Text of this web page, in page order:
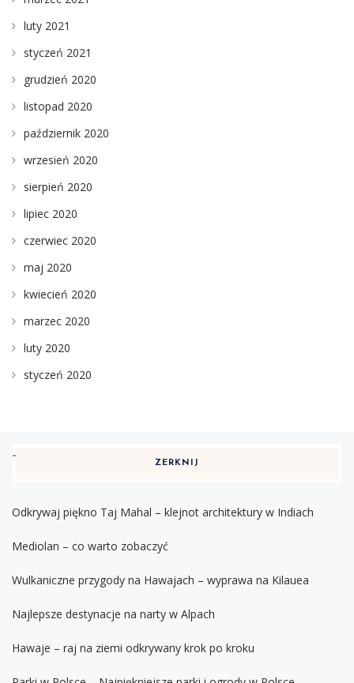
luty 2021
styczeń 2021
grudzień 2020
listopad 2020
październik 2020
wrzesień 2020
sierpień 2020
lipiec 2020
czerwiec 2020
maj 2020
kwiecień 2020
marzec 2020
luty 2020
styczeń 2020
ZERKNIJ
Odkrywaj piękno Taj Mahal – klejnot architektury w Indiach
Mediolan – co warto zobaczyć
Wulkaniczne przygody na Hawajach – wyprawa na Kilauea
Najlepsze destynacje na narty w Alpach
Hawaje – raj na ziemi odkrywany krok po kroku